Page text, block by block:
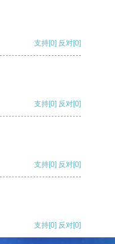
支持[0] 反对[0]
支持[0] 反对[0]
支持[0] 反对[0]
支持[0] 反对[0]